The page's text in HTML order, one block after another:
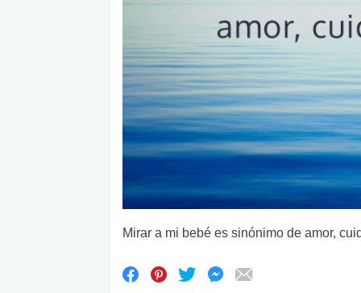
Mirar a mi bebé es sinónimo de amor,